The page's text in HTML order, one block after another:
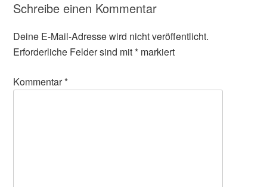
Schreibe einen Kommentar
Deine E-Mail-Adresse wird nicht veröffentlicht.
Erforderliche Felder sind mit* markiert
Kommentar*